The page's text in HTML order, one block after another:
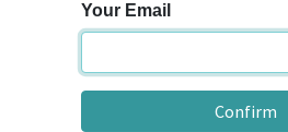
Your Email
Confirm